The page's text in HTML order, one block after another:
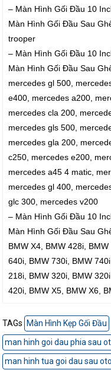
– Màn Hình Gối Đầu 10
Màn Hình Gối Đầu Sau
trooper
– Màn Hình Gối Đầu 10
Màn Hình Gối Đầu Sau
mercedes gl 500,
e400, mercedes a200,
mercedes cla 200,
mercedes gls 500,
mercedes gla 200,
c250, mercedes e200,
mercedes a45 4 matic,
mercedes gl 400,
glc 300, mercedes v200
– Màn Hình Gối Đầu 10
Màn Hình Gối Đầu Sau
BMW X4, BMW 428i,
640i, BMW 730i, BMW
218i, BMW 320i, BMW
420i, BMW X5, BMW X6,
TAGs Màn Hình Kẹp Gối Đầu
man hinh goi dau phia sau
man hinh tua goi dau sau oto